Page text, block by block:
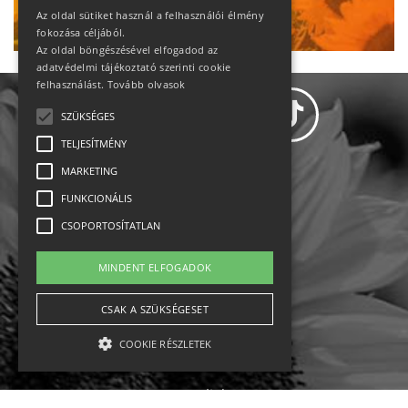
Ne maradj le!
Állásajánlatok
Impresszum-kapcsolat
Jogi nyilatkozat
English
Az oldal sütiket használ a felhasználói élmény
fokozása céljából.
Az oldal böngészésével elfogadod az
adatvédelmi tájékoztató szerinti cookie
felhasználást. Tovább olvasok
SZÜKSÉGES
TELJESÍTMÉNY
MARKETING
FUNKCIONÁLIS
CSOPORTOSÍTATLAN
MINDENT ELFOGADOK
CSAK A SZÜKSÉGESET
COOKIE RÉSZLETEK